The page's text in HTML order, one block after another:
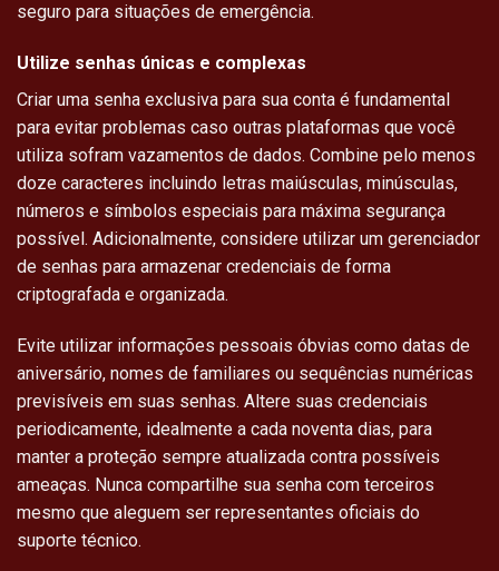
seguro para situações de emergência.
Utilize senhas únicas e complexas
Criar uma senha exclusiva para sua conta é fundamental
para evitar problemas caso outras plataformas que você
utiliza sofram vazamentos de dados. Combine pelo menos
doze caracteres incluindo letras maiúsculas, minúsculas,
números e símbolos especiais para máxima segurança
possível. Adicionalmente, considere utilizar um gerenciador
de senhas para armazenar credenciais de forma
criptografada e organizada.
Evite utilizar informações pessoais óbvias como datas de
aniversário, nomes de familiares ou sequências numéricas
previsíveis em suas senhas. Altere suas credenciais
periodicamente, idealmente a cada noventa dias, para
manter a proteção sempre atualizada contra possíveis
ameaças. Nunca compartilhe sua senha com terceiros
mesmo que aleguem ser representantes oficiais do
suporte técnico.